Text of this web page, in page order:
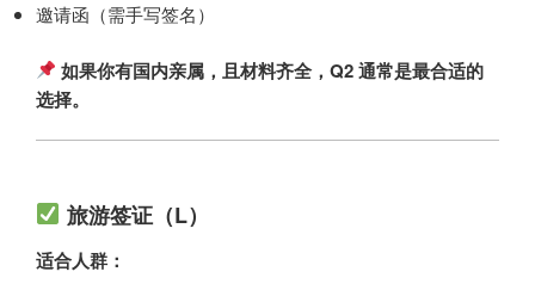
邀请函（需手写签名）
如果你有国内亲属，且材料齐全，Q2 通常是最合适的
选择。
旅游签证（L）
适合人群：